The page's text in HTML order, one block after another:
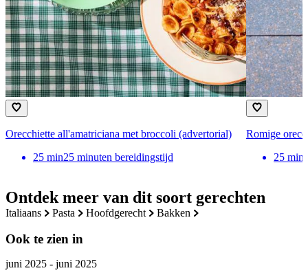
Ontdek meer van dit soort gerechten
italiaans pasta hoofdgerecht bakken
Ook te zien in
juni 2025 - juni 2025
Orecchiette all'amatriciana met broccoli (advertorial)
25 min25 minuten bereidingstijd
Romige
25 min